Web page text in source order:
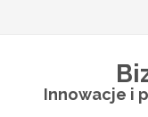
Innowacje i